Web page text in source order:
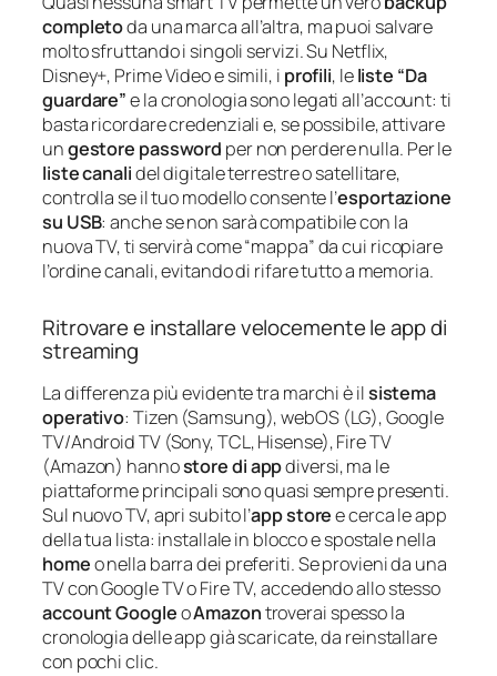
completoda una marca all’altra, ma puoi salvare
molto sfruttando i singoli servizi. Su Netflix,
Disney+, Prime Video e simili, i profili, leliste “Da
guardare”e la cronologia sono legati all’account: ti
basta ricordare credenziali e, se possibile, attivare
ungestore password per non perdere nulla. Per le
liste canalidel digitale terrestre o satellitare,
controlla se il tuo modello consente l’esportazione
su USB: anche se non sarà compatibile con la
nuova TV, ti servirà come “mappa” da cui ricopiare
l’ordine canali, evitando di rifare tutto a memoria.
Ritrovare e installare velocemente le app di
streaming
La differenza più evidente tra marchi è ilsistema
operativo: Tizen (Samsung), webOS (LG), Google
TV/Android TV (Sony, TCL, Hisense), Fire TV
(Amazon) hannostore di appdiversi, ma le
piattaforme principali sono quasi sempre presenti.
Sul nuovo TV, apri subito l’app storee cerca le app
della tua lista: installale in blocco e spostale nella
homeo nella barra dei preferiti. Se provieni da una
TV con Google TV o Fire TV, accedendo allo stesso
account GoogleoAmazontroverai spesso la
cronologia delle app già scaricate, da reinstallare
con pochi clic.